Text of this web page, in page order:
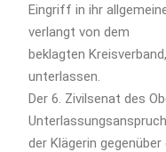
Eingriff in ihr
verlangt von dem
beklagten
unterlassen.
Der 6. Zivilsenat des
Unterlassungsanspruch
der Klägerin